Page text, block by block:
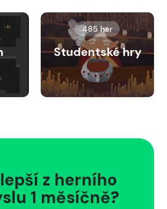
485 her
Studentské hry
z herního
1 měsíčně?